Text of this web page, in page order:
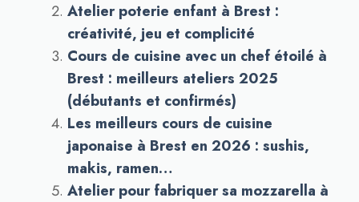
Atelier poterie enfant à Brest :
créativité, jeu et complicité
Cours de cuisine avec un chef étoilé à
Brest : meilleurs ateliers 2025
(débutants et confirmés)
Les meilleurs cours de cuisine
japonaise à Brest en 2026 : sushis,
makis, ramen…
Atelier pour fabriquer sa mozzarella à